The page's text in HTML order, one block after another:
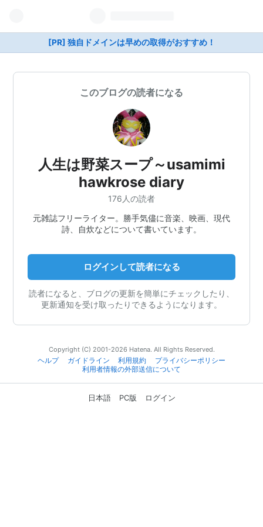
[PR] 独自ドメインは早めの取得がおすすめ！
このブログの読者になる
人生は野菜スープ～usamimi
hawkrose diary
176人の読者
元雑誌フリーライター。勝手気儘に音楽、映画、現代
詩、自炊などについて書いています。
ログインして読者になる
読者になると、ブログの更新を簡単にチェックしたり、
更新通知を受け取ったりできるようになります。
Copyright (C) 2001-2026 Hatena. All Rights Reserved.
ヘルプ
ガイドライン 利用規約
プライバシーポリシー
利用者情報の外部送信について
日本語 PC版 ログイン